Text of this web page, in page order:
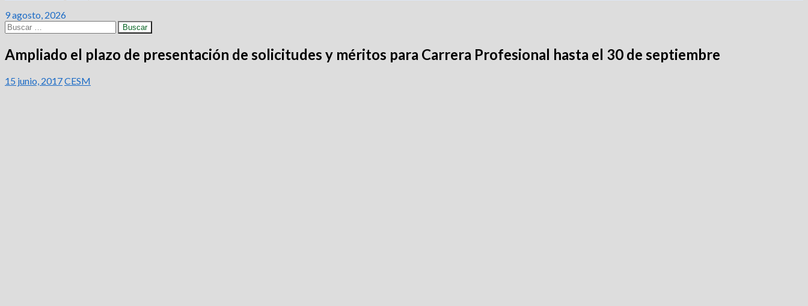
9 agosto, 2026
Buscar:
Ampliado el plazo de presentación de solicitudes y méritos para Carrera Profesional hasta el 30 de septiembre
15 junio, 2017CESM